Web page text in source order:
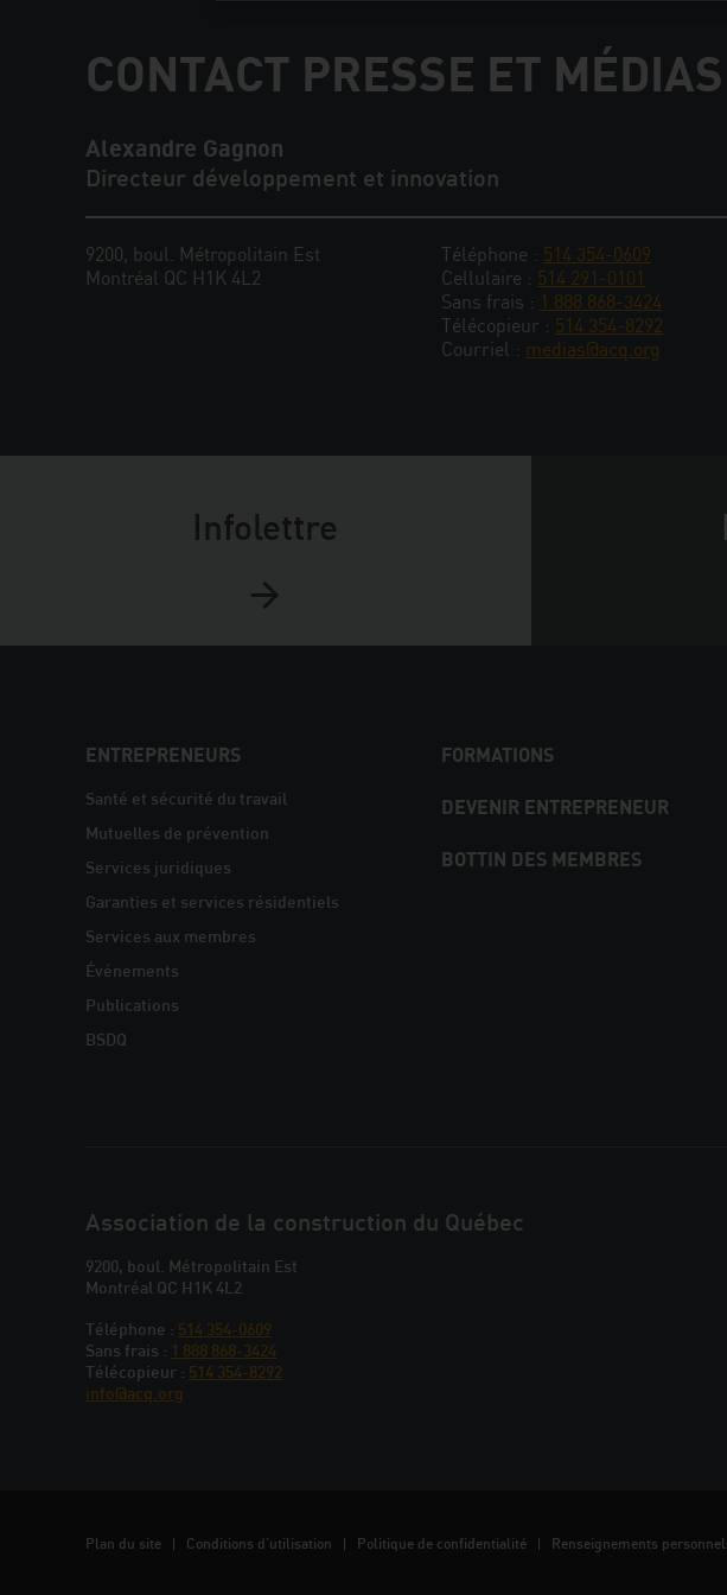
CONTACT PRESSE ET MÉDIAS
Alexandre Gagnon
Directeur développement et innovation
9200, boul. Métropolitain Est
Montréal QC H1K 4L2
Téléphone : 514 354-0609
Cellulaire : 514 291-0101
Sans frais : 1 888 868-3424
Télécopieur : 514 354-8292
Courriel : medias@acq.org
Infolettre
NAVIGATION
PIED
DE
PAGE
ENTREPRENEURS
Santé et sécurité du travail
Mutuelles de prévention
Services juridiques
Garanties et services résidentiels
Services aux membres
Événements
Publications
BSDQ
FORMATIONS
DEVENIR ENTREPRENEUR
BOTTIN DES MEMBRES
JOINDRE
L'ACQ
PROVINCIALE
Association de la construction du Québec
9200, boul. Métropolitain Est
Montréal QC H1K 4L2
Téléphone : 514 354-0609
Sans frais : 1 888 868-3424
Télécopieur : 514 354-8292
info@acq.org
MÉTA
Plan du site Conditions d’utilisation Politique de confidentialité Renseignements